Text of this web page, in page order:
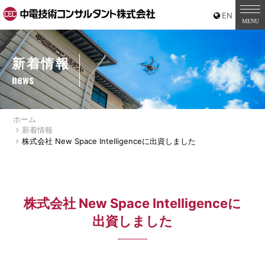
新着情報
news
ホーム
新着情報
株式会社 New Space Intelligenceに出資しました
株式会社 New Space Intelligenceに
出資しました